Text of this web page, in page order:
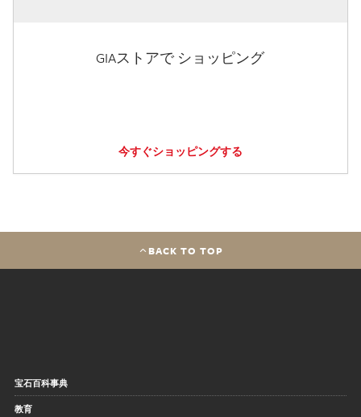
GIAストアで ショッピング
今すぐショッピングする
BACK TO TOP
宝石百科事典
教育